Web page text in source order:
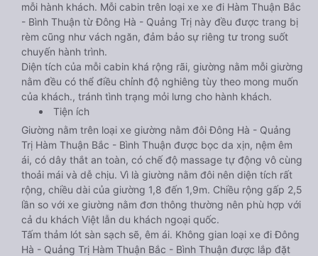
mỗi hành khách. Mỗi cabin trên loại xe xe đi Hàm Thuận Bắc
- Bình Thuận từ Đông Hà - Quảng Trị này đều được trang bị
rèm cũng như vách ngăn, đảm bảo sự riêng tư trong suốt
chuyến hành trình.
Diện tích của mỗi cabin khá rộng rãi, giường nằm mỗi giường
nằm đều có thể điều chỉnh độ nghiêng tùy theo mong muốn
của khách., tránh tình trạng mỏi lưng cho hành khách.
Tiện ích
Giường nằm trên loại xe giường nằm đôi Đông Hà - Quảng
Trị Hàm Thuận Bắc - Bình Thuận được bọc da xịn, nệm êm
ái, có dây thắt an toàn, có chế độ massage tự động vô cùng
thoải mái và dễ chịu. Vì là giường nằm đôi nên diện tích rất
rộng, chiều dài của giường 1,8 đến 1,9m. Chiều rộng gấp 2,5
lần so với xe giường nằm đơn thông thường nên phù hợp với
cả du khách Việt lẫn du khách ngoại quốc.
Tấm thảm lót sàn sạch sẽ, êm ái. Không gian loại xe đi Đông
Hà - Quảng Trị Hàm Thuận Bắc - Bình Thuận được lắp đặt